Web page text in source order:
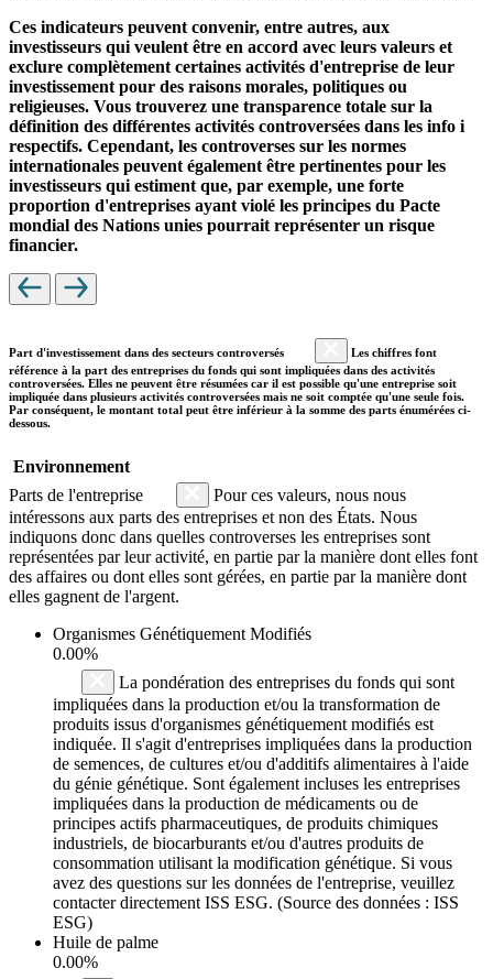
Ces indicateurs peuvent convenir, entre autres, aux
investisseurs qui veulent être en accord avec leurs valeurs et
exclure complètement certaines activités d'entreprise de leur
investissement pour des raisons morales, politiques ou
religieuses. Vous trouverez une transparence totale sur la
définition des différentes activités controversées dans les info i
respectifs. Cependant, les controverses sur les normes
internationales peuvent également être pertinentes pour les
investisseurs qui estiment que, par exemple, une forte
proportion d'entreprises ayant violé les principes du Pacte
mondial des Nations unies pourrait représenter un risque
financier.
Part d'investissement dans des secteurs controversés
Les chiffres font
référence à la part des entreprises du fonds qui sont impliquées dans des activités
controversées. Elles ne peuvent être résumées car il est possible qu'une entreprise soit
impliquée dans plusieurs activités controversées mais ne soit comptée qu'une seule fois.
Par conséquent, le montant total peut être inférieur à la somme des parts énumérées ci-
dessous.
Environnement
Parts de l'entreprise
Pour ces valeurs, nous nous
intéressons aux parts des entreprises et non des États. Nous
indiquons donc dans quelles controverses les entreprises sont
représentées par leur activité, en partie par la manière dont elles font
des affaires ou dont elles sont gérées, en partie par la manière dont
elles gagnent de l'argent.
Organismes Génétiquement Modifiés
0.00%
La pondération des entreprises du fonds qui sont
impliquées dans la production et/ou la transformation de
produits issus d'organismes génétiquement modifiés est
indiquée. Il s'agit d'entreprises impliquées dans la production
de semences, de cultures et/ou d'additifs alimentaires à l'aide
du génie génétique. Sont également incluses les entreprises
impliquées dans la production de médicaments ou de
principes actifs pharmaceutiques, de produits chimiques
industriels, de biocarburants et/ou d'autres produits de
consommation utilisant la modification génétique. Si vous
avez des questions sur les données de l'entreprise, veuillez
contacter directement ISS ESG. (Source des données : ISS
ESG)
Huile de palme
0.00%